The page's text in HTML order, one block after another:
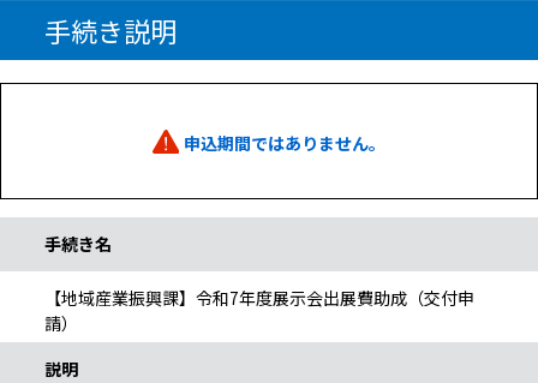
手続き説明
申込期間ではありません。
手続き名
【地域産業振興課】令和7年度展示会出展費助成（交付申
請）
説明